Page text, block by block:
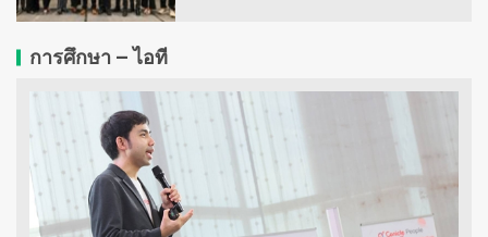
การศึกษา – ไอที